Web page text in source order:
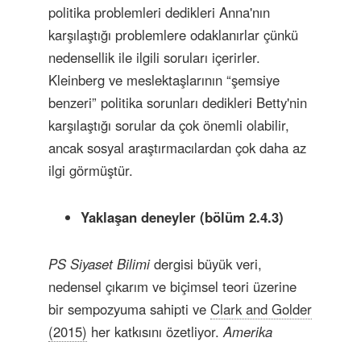
politika problemleri dedikleri Anna'nın
karşılaştığı problemlere odaklanırlar çünkü
nedensellik ile ilgili soruları içerirler.
Kleinberg ve meslektaşlarının “şemsiye
benzeri” politika sorunları dedikleri Betty'nin
karşılaştığı sorular da çok önemli olabilir,
ancak sosyal araştırmacılardan çok daha az
ilgi görmüştür.
Yaklaşan deneyler (bölüm 2.4.3)
PS Siyaset Bilimidergisi büyük veri,
nedensel çıkarım ve biçimsel teori üzerine
bir sempozyuma sahipti ve Clark and Golder
(2015) her katkısını özetliyor.Amerika